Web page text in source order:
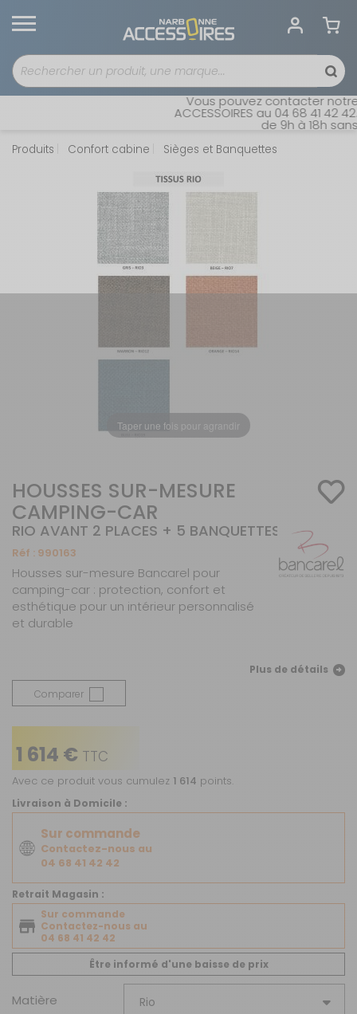
Vous pouvez contacter notre
ACCESSOIRES au 04 68 41 42
de 9h à 18h
Produits Confort cabine Sièges et Banquettes
Taper une fois pour agrandir
HOUSSES SUR-MESURE
CAMPING-CAR
RIO AVANT 2 PLACES + 5 BANQUETTES
Réf : 990163
Housses sur-mesure Bancarel pour
camping-car : protection, confort et
esthétique pour un intérieur personnalisé
et durable
Plus de détails
Comparer
1 614 € TTC
Avec ce produit vous cumulez 1 614 points.
Livraison à Domicile :
Sur commande
Contactez-nous au
04 68 41 42 42
Retrait Magasin :
Sur commande
Contactez-nous au
04 68 41 42 42
Être informé d'une baisse de prix
Matière